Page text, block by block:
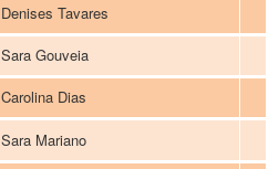
Denises Tavares
Sara Gouveia
Carolina Dias
Sara Mariano